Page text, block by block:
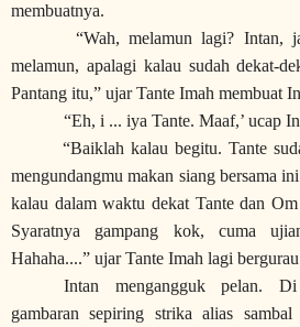
membuatnya.
“Wah, melamun lagi? Intan,
melamun, apalagi kalau sudah dekat-
Pantang itu,” ujar Tante Imah membuat
“Eh, i ... iya Tante. Maaf,’ ucap
“Baiklah kalau begitu. Tante
mengundangmu makan siang bersama
kalau dalam waktu dekat Tante dan
Syaratnya gampang kok, cuma
Hahaha....” ujar Tante Imah lagi
Intan mengangguk pelan.
gambaran sepiring strika alias